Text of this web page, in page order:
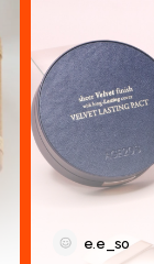
e.e_so